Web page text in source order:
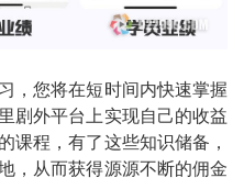
，您将在短时间内快速掌握
剧外平台上实现自己的收益
课程，有了这些知识储备，
，从而获得源源不断的佣金